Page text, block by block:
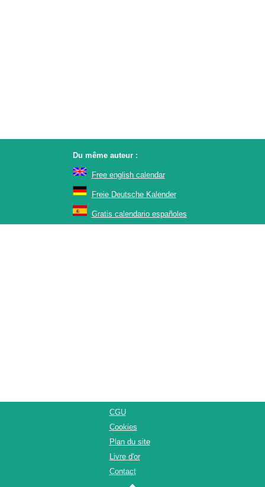
Du même auteur :
Free english calendar
Freie Deutsche Kalender
Gratis calendario españoles
CGU
Cookies
Plan du site
Livre d'or
Contact